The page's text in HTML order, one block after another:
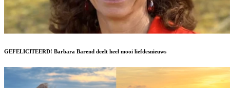
GEFELICITEERD! Barbara Barend deelt heel mooi liefdesnieuws